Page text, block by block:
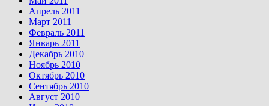
Апрель 2011
Март 2011
Февраль 2011
Январь 2011
Декабрь 2010
Ноябрь 2010
Октябрь 2010
Сентябрь 2010
Август 2010